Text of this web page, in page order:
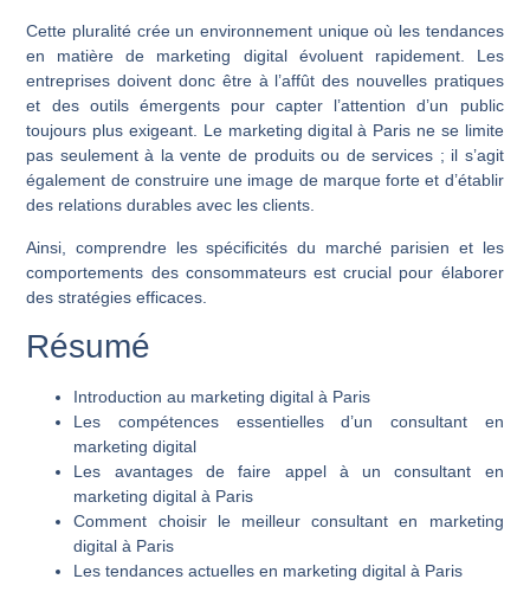
Cette pluralité crée un environnement unique où les tendances
en matière de marketing digital évoluent rapidement. Les
entreprises doivent donc être à l’affût des nouvelles pratiques
et des outils émergents pour capter l’attention d’un public
toujours plus exigeant. Le marketing digital à Paris ne se limite
pas seulement à la vente de produits ou de services ; il s’agit
également de construire une image de marque forte et d’établir
des relations durables avec les clients.
Ainsi, comprendre les spécificités du marché parisien et les
comportements des consommateurs est crucial pour élaborer
des stratégies efficaces.
Résumé
Introduction au marketing digital à Paris
Les compétences essentielles d’un consultant en
marketing digital
Les avantages de faire appel à un consultant en
marketing digital à Paris
Comment choisir le meilleur consultant en marketing
digital à Paris
Les tendances actuelles en marketing digital à Paris